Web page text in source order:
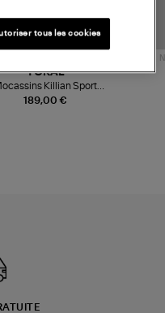
189,00 €
TORAL
Killian Sport
Mousse
tous les cookies